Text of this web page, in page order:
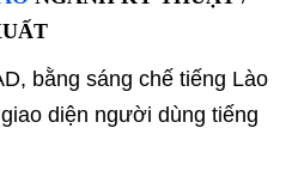
bằng sáng chế tiếng Lào
diện người dùng tiếng